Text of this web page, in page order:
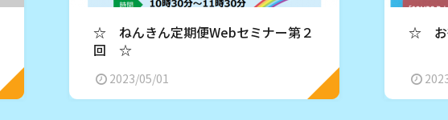
☆ ねんきん定期便Webセミナー第２
回 ☆
2023/05/01
☆ お